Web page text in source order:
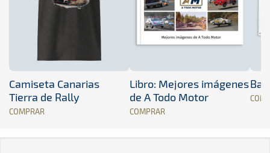
Camiseta Canarias
Tierra de Rally
COMPRAR
Libro: Mejores imágenes
de A Todo Motor
COMPRAR